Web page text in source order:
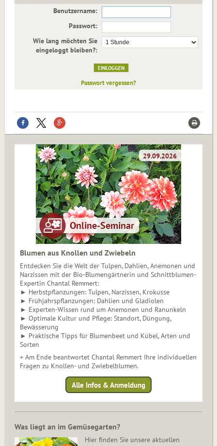
Benutzername:
Passwort:
Wie lang möchten Sie
eingeloggt bleiben?:
Passwort vergessen?
Blumen aus Knollen und Zwiebeln
Entdecken Sie die Welt der Tulpen, Dahlien, Anemonen und
Narzissen mit der Bio-Blumengärtnerin und Schnittblumen-
Expertin Chantal Remmert:
► Herbstpflanzungen: Tulpen, Narzissen, Krokusse
► Frühjahrspflanzungen: Dahlien und Gladiolen
► Experten-Wissen rund um Anemonen und Ranunkeln
► Optimale Kultur und Pflege: Standort, Düngung,
Bewässerung
► Praktische Tipps für Blumenbeet und Kübel, Arten und
Sorten
+ Am Ende beantwortet Chantal Remmert Ihre individuellen
Fragen zu Knollen- und Zwiebelblumen.
Alle Infos & Anmeldung
Was liegt an im Gemüsegarten?
Hier finden Sie unsere aktuellen